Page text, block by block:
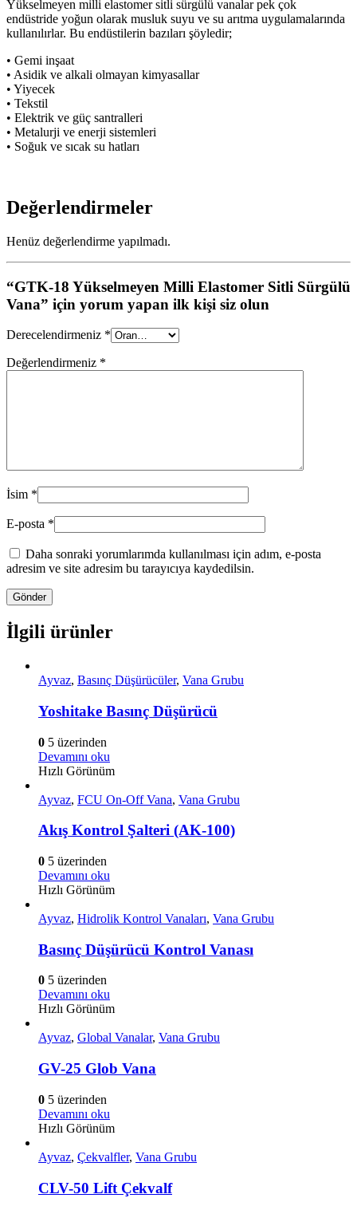
Yükselmeyen milli elastomer sitli sürgülü vanalar pek çok
endüstride yoğun olarak musluk suyu ve su arıtma uygulamalarında
kullanılırlar. Bu endüstilerin bazıları şöyledir;
• Gemi inşaat
• Asidik ve alkali olmayan kimyasallar
• Yiyecek
• Tekstil
• Elektrik ve güç santralleri
• Metalurji ve enerji sistemleri
• Soğuk ve sıcak su hatları
Değerlendirmeler
Henüz değerlendirme yapılmadı.
“GTK-18 Yükselmeyen Milli Elastomer Sitli Sürgülü
Vana” için yorum yapan ilk kişi siz olun
Derecelendirmeniz *
Değerlendirmeniz *
İsim *
E-posta *
Daha sonraki yorumlarımda kullanılması için adım, e-posta
adresim ve site adresim bu tarayıcıya kaydedilsin.
İlgili ürünler
Ayvaz, Basınç Düşürücüler, Vana Grubu
Yoshitake Basınç Düşürücü
0 5 üzerinden
Devamını oku
Hızlı Görünüm
Ayvaz, FCU On-Off Vana, Vana Grubu
Akış Kontrol Şalteri (AK-100)
0 5 üzerinden
Devamını oku
Hızlı Görünüm
Ayvaz, Hidrolik Kontrol Vanaları, Vana Grubu
Basınç Düşürücü Kontrol Vanası
0 5 üzerinden
Devamını oku
Hızlı Görünüm
Ayvaz, Global Vanalar, Vana Grubu
GV-25 Glob Vana
0 5 üzerinden
Devamını oku
Hızlı Görünüm
Ayvaz, Çekvalfler, Vana Grubu
CLV-50 Lift Çekvalf